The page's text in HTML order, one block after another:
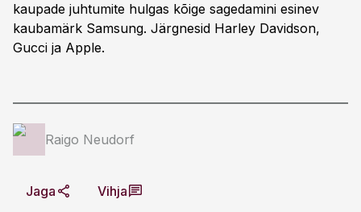
kaupade juhtumite hulgas kõige sagedamini esinev
kaubamärk Samsung. Järgnesid Harley Davidson,
Gucci ja Apple.
Raigo Neudorf
Jaga Vihja